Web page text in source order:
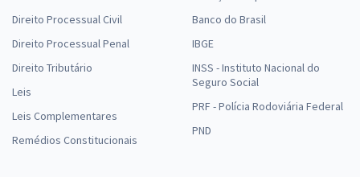
Direito Processual Civil
Direito Processual Penal
Direito Tributário
Leis
Leis Complementares
Remédios Constitucionais
Banco do Brasil
IBGE
INSS - Instituto Nacional do
Seguro Social
PRF - Polícia Rodoviária Federal
PND